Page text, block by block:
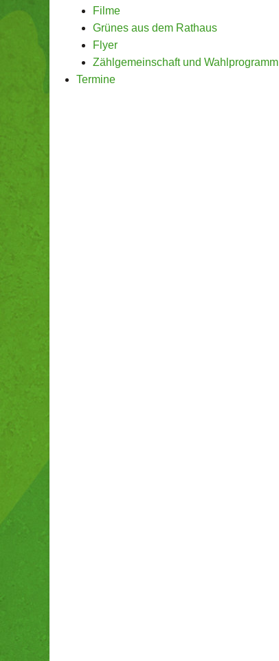
Filme
Grünes aus dem Rathaus
Flyer
Zählgemeinschaft und Wahlprogramm
Termine